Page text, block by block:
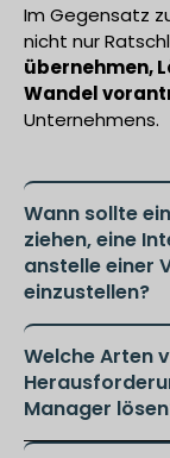
Im Gegensatz
nicht nur
übernehmen,
Wandel
Unternehmens.
Wann sollte
ziehen, eine
anstelle einer
einzustellen?
Welche Arten
Manager